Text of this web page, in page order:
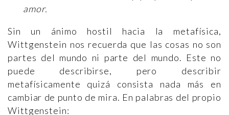
amor.
Sin un ánimo hostil hacia la metafísica,
Wittgenstein nos recuerda que las cosas no son
partes del mundo ni parte del mundo. Este no
puede describirse, pero describir
metafísicamente quizá consista nada más en
cambiar de punto de mira. En palabras del propio
Wittgenstein: